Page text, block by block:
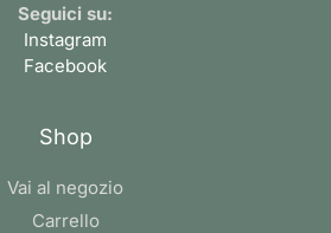
Seguici su:
Instagram
Facebook
Shop
Vai al negozio
Carrello